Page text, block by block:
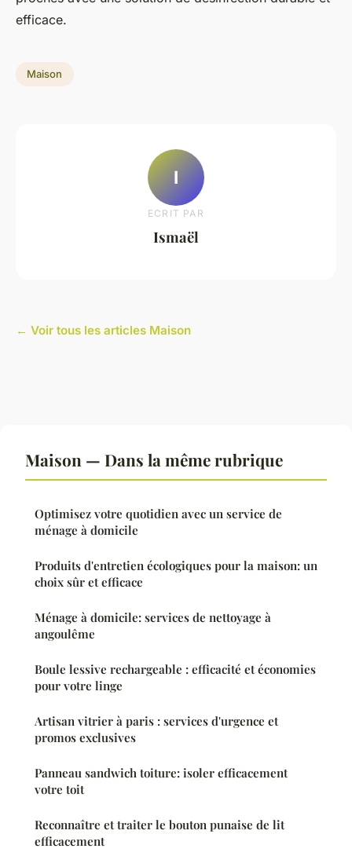
efficace.
Maison
I
ECRIT PAR
Ismaël
← Voir tous les articles Maison
Maison — Dans la même rubrique
Optimisez votre quotidien avec un service de
ménage à domicile
Produits d'entretien écologiques pour la maison: un
choix sûr et efficace
Ménage à domicile: services de nettoyage à
angoulême
Boule lessive rechargeable : efficacité et économies
pour votre linge
Artisan vitrier à paris : services d'urgence et
promos exclusives
Panneau sandwich toiture: isoler efficacement
votre toit
Reconnaître et traiter le bouton punaise de lit
efficacement